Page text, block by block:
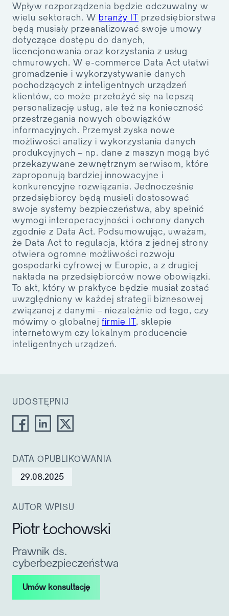
UDOSTĘPNIJ
DATA OPUBLIKOWANIA
29.08.2025
AUTOR WPISU
Piotr Łochowski
Prawnik ds.
cyberbezpieczeństwa
Umów konsultację
Wpływ rozporządzenia będzie odczuwalny w
wielu sektorach. W branży IT przedsiębiorstwa
będą musiały przeanalizować swoje umowy
dotyczące dostępu do danych,
licencjonowania oraz korzystania z usług
chmurowych. W e-commerce Data Act ułatwi
gromadzenie i wykorzystywanie danych
pochodzących z inteligentnych urządzeń
klientów, co może przełożyć się na lepszą
personalizację usług, ale też na konieczność
przestrzegania nowych obowiązków
informacyjnych. Przemysł zyska nowe
możliwości analizy i wykorzystania danych
produkcyjnych – np. dane z maszyn mogą być
przekazywane zewnętrznym serwisom, które
zaproponują bardziej innowacyjne i
konkurencyjne rozwiązania. Jednocześnie
przedsiębiorcy będą musieli dostosować
swoje systemy bezpieczeństwa, aby spełnić
wymogi interoperacyjności i ochrony danych
zgodnie z Data Act. Podsumowując, uważam,
że Data Act to regulacja, która z jednej strony
otwiera ogromne możliwości rozwoju
gospodarki cyfrowej w Europie, a z drugiej
nakłada na przedsiębiorców nowe obowiązki.
To akt, który w praktyce będzie musiał zostać
uwzględniony w każdej strategii biznesowej
związanej z danymi – niezależnie od tego, czy
mówimy o globalnej firmie IT, sklepie
internetowym czy lokalnym producencie
inteligentnych urządzeń.